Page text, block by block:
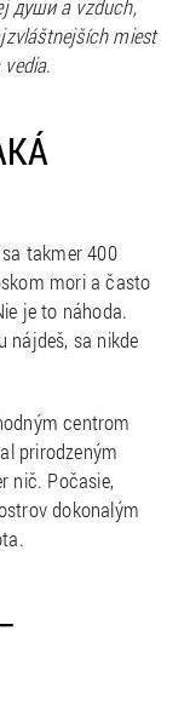
души a vzduch,
miest
takmer 400
mori a často
je to náhoda.
nájdeš, sa nikde
centrom
prirodzeným
nič. Počasie,
dokonalým